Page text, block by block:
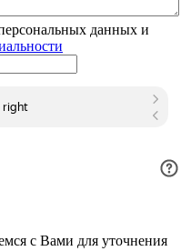
данных и
с Вами для уточнения